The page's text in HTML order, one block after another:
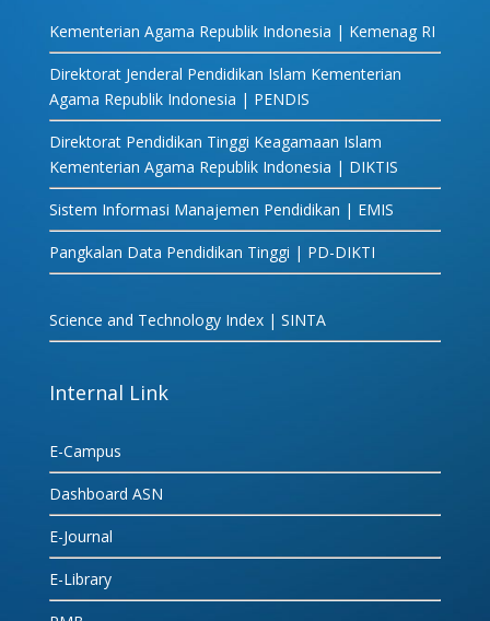
Kementerian Agama Republik Indonesia | Kemenag RI
Direktorat Jenderal Pendidikan Islam Kementerian
Agama Republik Indonesia | PENDIS
Direktorat Pendidikan Tinggi Keagamaan Islam
Kementerian Agama Republik Indonesia | DIKTIS
Sistem Informasi Manajemen Pendidikan | EMIS
Pangkalan Data Pendidikan Tinggi | PD-DIKTI
Science and Technology Index | SINTA
Internal Link
E-Campus
Dashboard ASN
E-Journal
E-Library